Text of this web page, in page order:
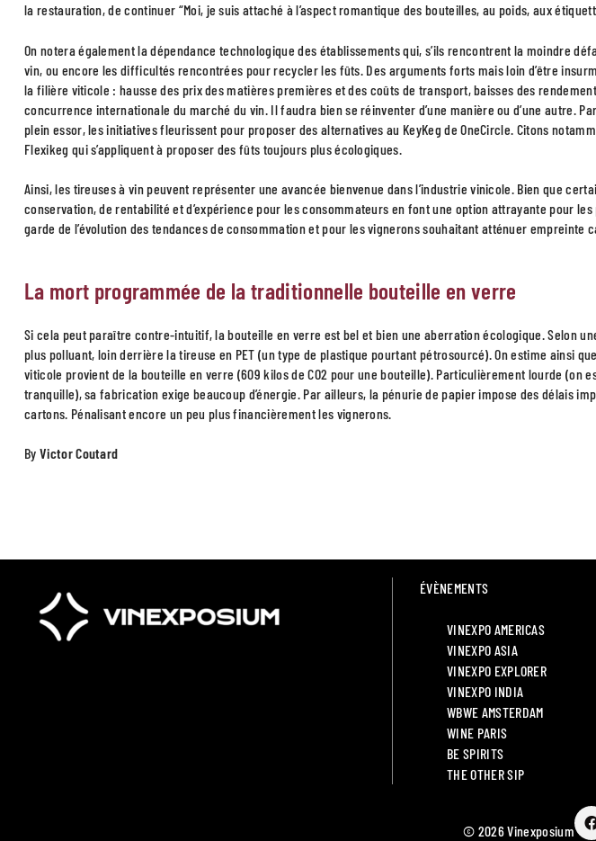
la restauration, de continuer “Moi, je suis attaché à l’aspect romantique des bouteilles, au poids, aux
On notera également la dépendance technologique des établissements qui, s’ils rencontrent la moindre
vin, ou encore les difficultés rencontrées pour recycler les fûts. Des arguments forts mais loin d’être
la filière viticole : hausse des prix des matières premières et des coûts de transport, baisses des
concurrence internationale du marché du vin. Il faudra bien se réinventer d’une manière ou d’une autre.
plein essor, les initiatives fleurissent pour proposer des alternatives au KeyKeg de OneCircle. Citons
Flexikeg qui s’appliquent à proposer des fûts toujours plus écologiques.
Ainsi, les tireuses à vin peuvent représenter une avancée bienvenue dans l’industrie vinicole. Bien que
conservation, de rentabilité et d’expérience pour les consommateurs en font une option attrayante pour
garde de l’évolution des tendances de consommation et pour les vignerons souhaitant atténuer empreinte
La mort programmée de la traditionnelle bouteille en verre
Si cela peut paraître contre-intuitif, la bouteille en verre est bel et bien une aberration écologique. Selon
plus polluant, loin derrière la tireuse en PET (un type de plastique pourtant pétrosourcé). On estime ainsi
viticole provient de la bouteille en verre (609 kilos de CO2 pour une bouteille). Particulièrement lourde (on
tranquille), sa fabrication exige beaucoup d’énergie. Par ailleurs, la pénurie de papier impose des délais
cartons. Pénalisant encore un peu plus financièrement les vignerons.
By Victor Coutard
ÉVÈNEMENTS
VINEXPO AMERICAS
VINEXPO ASIA
VINEXPO EXPLORER
VINEXPO INDIA
WBWE AMSTERDAM
WINE PARIS
BE SPIRITS
THE OTHER SIP
© 2026 Vinexposium